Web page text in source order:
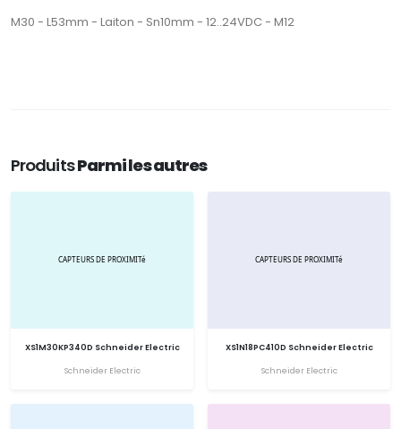
M30 - L53mm - Laiton - Sn10mm - 12..24VDC - M12
ProduitsParmi les autres
XS1M30KP340D Schneider Electric
Schneider Electric
XS1N18PC410D Schneider Electric
Schneider Electric